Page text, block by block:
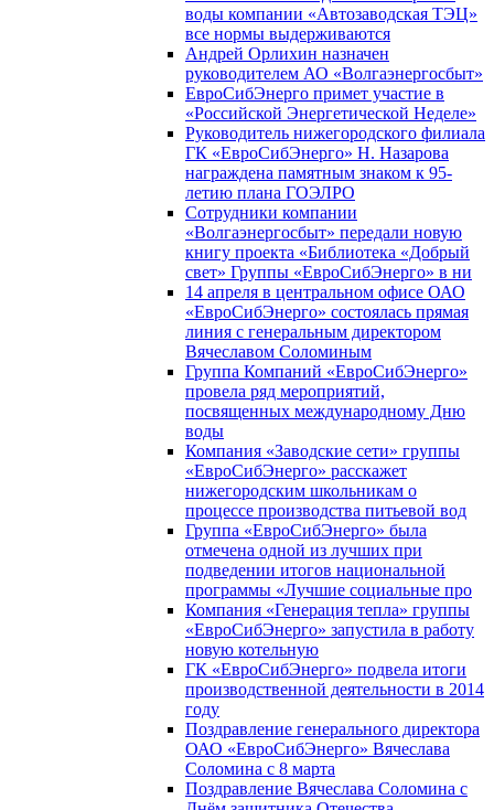
воды компании «Автозаводская ТЭЦ»
все нормы выдерживаются
Андрей Орлихин назначен
руководителем АО «Волгаэнергосбыт»
ЕвроСибЭнерго примет участие в
«Российской Энергетической Неделе»
Руководитель нижегородского филиала
ГК «ЕвроСибЭнерго» Н. Назарова
награждена памятным знаком к 95-
летию плана ГОЭЛРО
Сотрудники компании
«Волгаэнергосбыт» передали новую
книгу проекта «Библиотека «Добрый
свет» Группы «ЕвроСибЭнерго» в ни
14 апреля в центральном офисе ОАО
«ЕвроСибЭнерго» состоялась прямая
линия с генеральным директором
Вячеславом Соломиным
Группа Компаний «ЕвроСибЭнерго»
провела ряд мероприятий,
посвященных международному Дню
воды
Компания «Заводские сети» группы
«ЕвроСибЭнерго» расскажет
нижегородским школьникам о
процессе производства питьевой вод
Группа «ЕвроСибЭнерго» была
отмечена одной из лучших при
подведении итогов национальной
программы «Лучшие социальные про
Компания «Генерация тепла» группы
«ЕвроСибЭнерго» запустила в работу
новую котельную
ГК «ЕвроСибЭнерго» подвела итоги
производственной деятельности в 2014
году
Поздравление генерального директора
ОАО «ЕвроСибЭнерго» Вячеслава
Соломина с 8 марта
Поздравление Вячеслава Соломина с